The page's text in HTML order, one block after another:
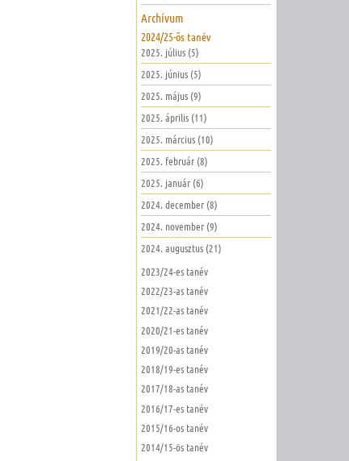
Archívum
2024/25-ös tanév
2025. július (5)
2025. június (5)
2025. május (9)
2025. április (11)
2025. március (10)
2025. február (8)
2025. január (6)
2024. december (8)
2024. november (9)
2024. augusztus (21)
2023/24-es tanév
2022/23-as tanév
2021/22-as tanév
2020/21-es tanév
2019/20-as tanév
2018/19-es tanév
2017/18-as tanév
2016/17-es tanév
2015/16-os tanév
2014/15-ös tanév